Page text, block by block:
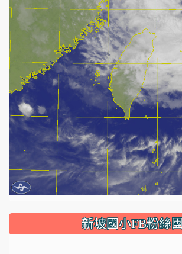
::: 新坡國小FB粉絲團